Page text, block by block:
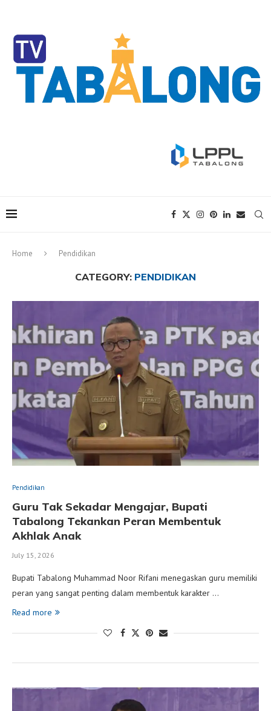
Home Pendidikan
CATEGORY: PENDIDIKAN
Pendidikan
Guru Tak Sekadar Mengajar, Bupati
Tabalong Tekankan Peran Membentuk
Akhlak Anak
July 15, 2026
Bupati Tabalong Muhammad Noor Rifani menegaskan guru memiliki
peran yang sangat penting dalam membentuk karakter …
Read more